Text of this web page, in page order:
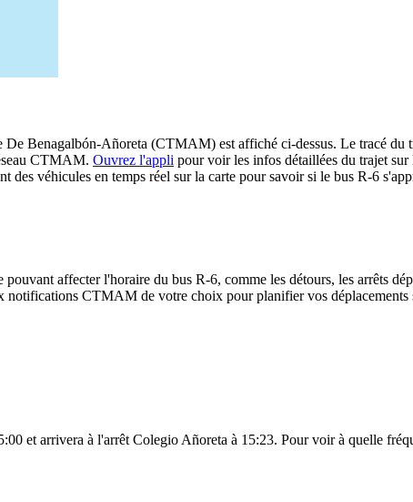
Benagalbón-Añoreta (CTMAM) est affiché ci-dessus. Le tracé du
CTMAM. Ouvrez l'appli pour voir les infos détaillées du trajet sur
des véhicules en temps réel sur la carte pour savoir si le bus R-6
affecter l'horaire du bus R-6, comme les détours, les arrêts
notifications CTMAM de votre choix pour planifier vos déplacements
et arrivera à l'arrêt Colegio Añoreta à 15:23. Pour voir à quelle